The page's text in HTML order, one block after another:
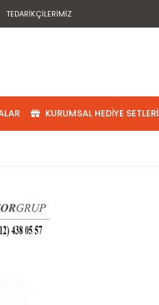
TEDARIKÇILERIMIZ
KURUMSAL HEDIYE SETLERI